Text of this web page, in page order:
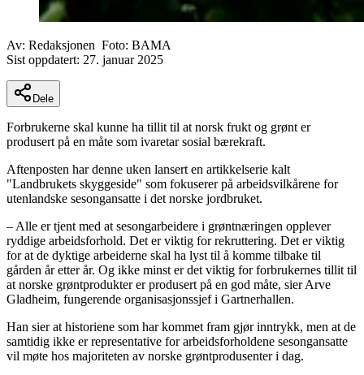
Av: Redaksjonen Foto: BAMA
Sist oppdatert: 27. januar 2025
Dele
Forbrukerne skal kunne ha tillit til at norsk frukt og grønt er
produsert på en måte som ivaretar sosial bærekraft.
Aftenposten har denne uken lansert en artikkelserie kalt
"Landbrukets skyggeside" som fokuserer på arbeidsvilkårene for
utenlandske sesongansatte i det norske jordbruket.
– Alle er tjent med at sesongarbeidere i grøntnæringen opplever
ryddige arbeidsforhold. Det er viktig for rekruttering. Det er viktig
for at de dyktige arbeiderne skal ha lyst til å komme tilbake til
gården år etter år. Og ikke minst er det viktig for forbrukernes tillit til
at norske grøntprodukter er produsert på en god måte, sier Arve
Gladheim, fungerende organisasjonssjef i Gartnerhallen.
Han sier at historiene som har kommet fram gjør inntrykk, men at de
samtidig ikke er representative for arbeidsforholdene sesongansatte
vil møte hos majoriteten av norske grøntprodusenter i dag.